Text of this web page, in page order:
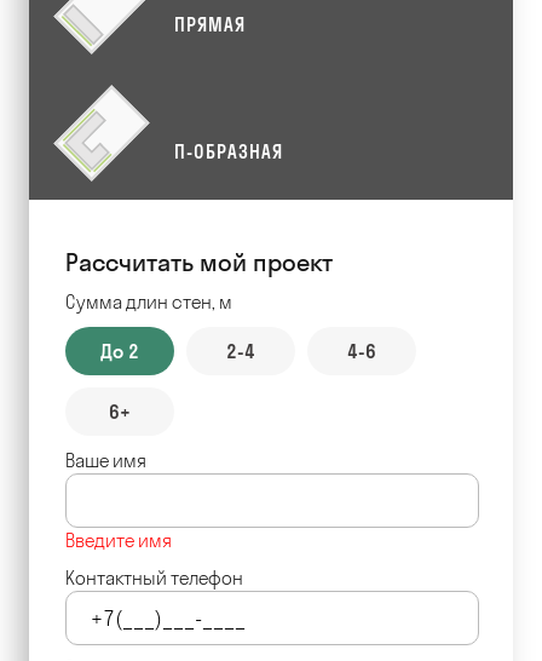
ПРЯМАЯ
П-ОБРАЗНАЯ
Рассчитать мой проект
Сумма длин стен, м
До 2 2-4 4-6
6+
Ваше имя
Введите имя
Контактный телефон